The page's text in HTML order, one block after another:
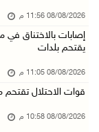
الاحتلال ينصب
08/آب/2026 07:56 م
08/08/2026 11:56 م
إصابات بالاختناق في
يقتحم بلدات
08/08/2026 11:05 م
قوات الاحتلال تقتحم
08/08/2026 10:58 م